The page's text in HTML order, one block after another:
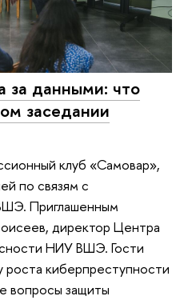
за данными: что
заседании
клуб «Самовар»,
по связям с
Приглашенным
директор Центра
НИУ ВШЭ. Гости
роста киберпреступности
вопросы защиты